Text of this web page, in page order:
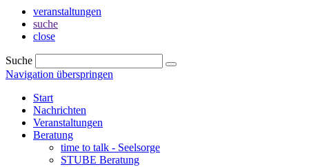
veranstaltungen
suche
close
Suche
Navigation überspringen
Start
Nachrichten
Veranstaltungen
Beratung
time to talk - Seelsorge
STUBE Beratung